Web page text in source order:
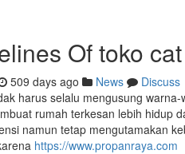
Of toko
509 days ago News
Discuss
harus selalu mengusung
rumah terkesan lebih hidup
namun tetap mengutamakan
https://www.propanraya.com